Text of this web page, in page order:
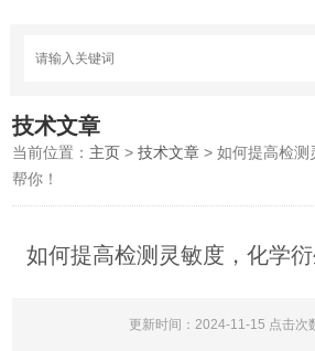
技术文章
当前位置： 主页 >技术文章 > 如何提高检测
帮你！
如何提高检测灵敏度，化学衍
更新时间：2024-11-15 点击次